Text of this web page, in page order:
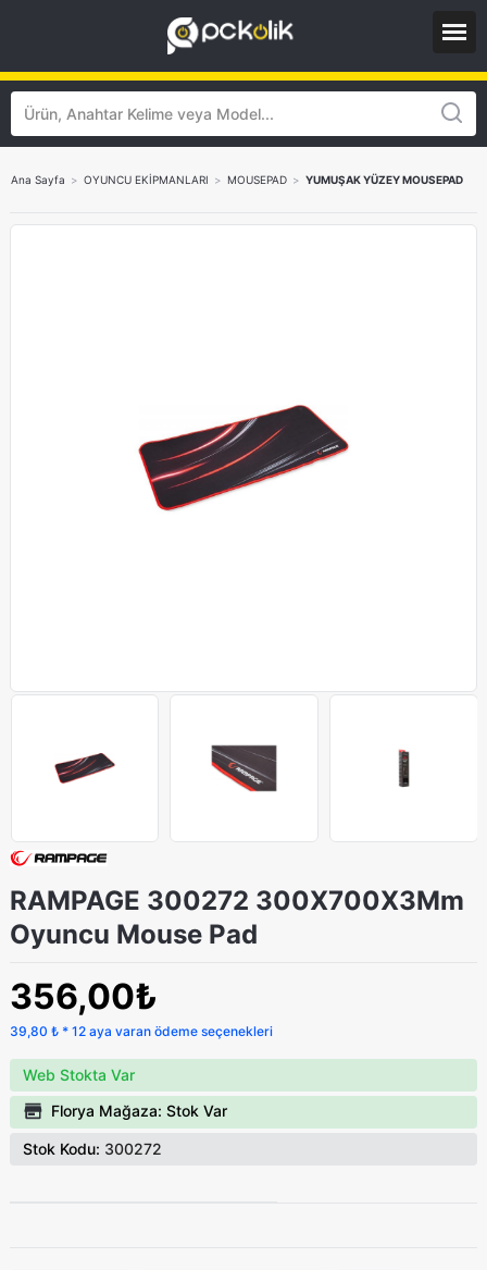
Ana Sayfa > OYUNCU EKİPMANLARI > MOUSEPAD > YUMUŞAK YÜZEY MOUSEPAD
RAMPAGE 300272 300X700X3Mm
Oyuncu Mouse Pad
356,00₺
39,80 ₺ * 12 aya varan ödeme seçenekleri
Web Stokta Var
Florya Mağaza: Stok Var
Stok Kodu: 300272